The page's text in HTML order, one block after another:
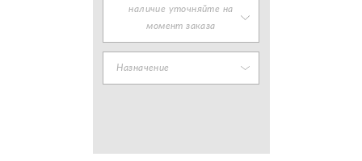
наличие уточняйте на
момент заказа
Назначение